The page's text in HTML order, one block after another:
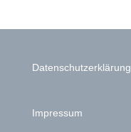
Datenschutzerklärung
Impressum